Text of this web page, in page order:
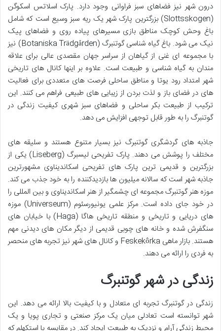
درون شهر نیز فضاهای سبز فراوانی وجود دارد. پارک اسلاتس اسکوگن
(Slottsskogen) بزرگترین پارک شهر یک ریه سبز وسیع است که شامل
باغ وحش کوچک مناطق بازی مسیرهای پیاده روی و فضاهای پیک
نیک می شود. باغ گیاه شناسی گوتنبرگ (Botaniska Trädgården) نیز
با مجموعه ای غنی از گیاهان از سراسر جهان مقصدی عالی برای علاقه
مندان به گیاه شناسی و طبیعت است. علاوه بر اینها کانال های تاریخی
شهر امتداد رود یوتا و مناطق ساحلی فرصت های متعددی برای فعالیت
های در فضای باز و لذت بردن از زیبایی های طبیعی فراهم می کنند. این
ترکیب از طبیعت بکر ساحلی و فضاهای سبز شهری کیفیت زندگی در
گوتنبرگ را به طور قابل توجهی افزایش می دهد.
جاذبه های گردشگری گوتنبرگ نیز بسیار متنوع هستند و سلیقه های
مختلف را پوشش می دهند. پارک تفریحی لیسبرگ (Liseberg) یکی از
بزرگترین و قدیمی ترین پارک های تفریحی اسکاندیناوی مشهورترین
جاذبه شهر است که سالانه میلیون ها بازدیدکننده را به خود جذب می کند.
موزه هنر گوتنبرگ مجموعه ای چشمگیر از هنر اسکاندیناوی و بین المللی را
در خود جای داده است. مرکز علمی یونیورسئوم (Universeum) موزه
های دریایی و تاریخی و منطقه تاریخی هاگا (Haga) با خیابان های
سنگفرش شده و خانه های چوبی قدیمی از دیگر مکان های دیدنی مهم
هستند. بازار ماهی Feskekôrka و کانال های شهر نیز تجربه های منحصر
به فردی را ارائه می دهند.
زندگی در شهر گوتنبرگ
زندگی در گوتنبرگ تجربه ای متعادل و با کیفیت بالا ارائه می دهد. این
شهر توانسته است تعادلی میان یک مرکز صنعتی و تجاری پویا و یک
محیط زندگی آرام و نزدیک به طبیعت ایجاد کند. در مقایسه با استکهلم که